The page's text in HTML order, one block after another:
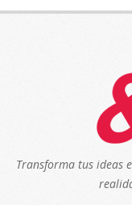
Transforma tus ideas